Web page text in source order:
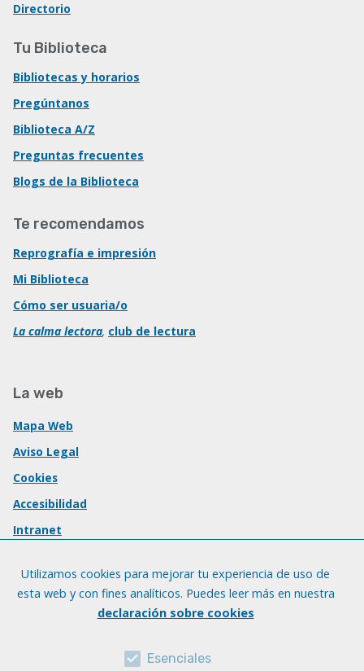
Directorio
Tu Biblioteca
Bibliotecas y horarios
Pregúntanos
Biblioteca A/Z
Preguntas frecuentes
Blogs de la Biblioteca
Te recomendamos
Reprografía e impresión
Mi Biblioteca
Cómo ser usuaria/o
La calma lectora, club de lectura
La web
Mapa Web
Aviso Legal
Cookies
Accesibilidad
Intranet
Utilizamos cookies para mejorar tu experiencia de uso de
esta web y con fines analíticos. Puedes leer más en nuestra
declaración sobre cookies
Esenciales